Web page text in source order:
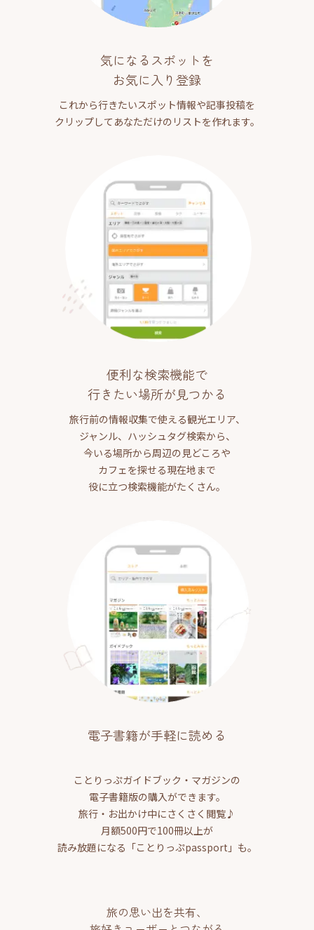
気になるスポットを
お気に入り登録
これから行きたいスポット情報や記事投稿を
クリップしてあなただけのリストを作れます。
便利な検索機能で
行きたい場所が見つかる
旅行前の情報収集で使える観光エリア、
ジャンル、ハッシュタグ検索から、
今いる場所から周辺の見どころや
カフェを探せる現在地まで
役に立つ検索機能がたくさん。
電子書籍が手軽に読める
ことりっぷガイドブック・マガジンの
電子書籍版の購入ができます。
旅行・お出かけ中にさくさく閲覧♪
月額500円で100冊以上が
読み放題になる「ことりっぷpassport」も。
旅の思い出を共有、